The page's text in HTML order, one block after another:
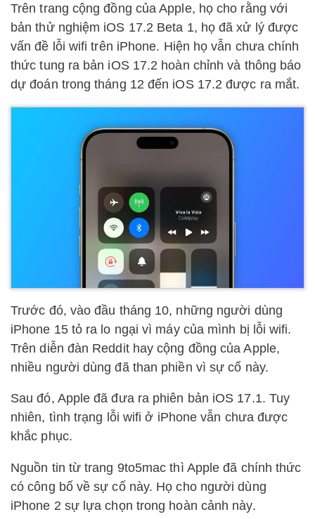
Trên trang cộng đồng của Apple, họ cho rằng với
bản thử nghiệm iOS 17.2 Beta 1, họ đã xử lý được
vấn đề lỗi wifi trên iPhone. Hiện họ vẫn chưa chính
thức tung ra bản iOS 17.2 hoàn chỉnh và thông báo
dự đoán trong tháng 12 đến iOS 17.2 được ra mắt.
Trước đó, vào đầu tháng 10, những người dùng
iPhone 15 tỏ ra lo ngại vì máy của mình bị lỗi wifi.
Trên diễn đàn Reddit hay cộng đồng của Apple,
nhiều người dùng đã than phiền vì sự cố này.
Sau đó, Apple đã đưa ra phiên bản iOS 17.1. Tuy
nhiên, tình trạng lỗi wifi ở iPhone vẫn chưa được
khắc phục.
Nguồn tin từ trang 9to5mac thì Apple đã chính thức
có công bố về sự cố này. Họ cho người dùng
iPhone 2 sự lựa chọn trong hoàn cảnh này.